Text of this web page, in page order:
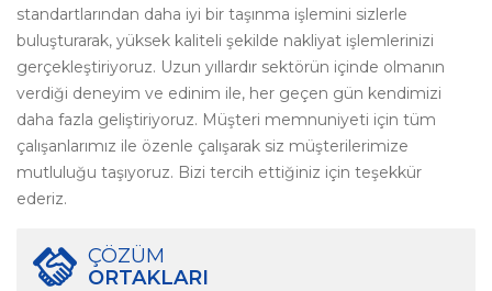
standartlarından daha iyi bir taşınma işlemini sizlerle
buluşturarak, yüksek kaliteli şekilde nakliyat işlemlerinizi
gerçekleştiriyoruz. Uzun yıllardır sektörün içinde olmanın
verdiği deneyim ve edinim ile, her geçen gün kendimizi
daha fazla geliştiriyoruz. Müşteri memnuniyeti için tüm
çalışanlarımız ile özenle çalışarak siz müşterilerimize
mutluluğu taşıyoruz. Bizi tercih ettiğiniz için teşekkür
ederiz.
ÇÖZÜM
ORTAKLARI